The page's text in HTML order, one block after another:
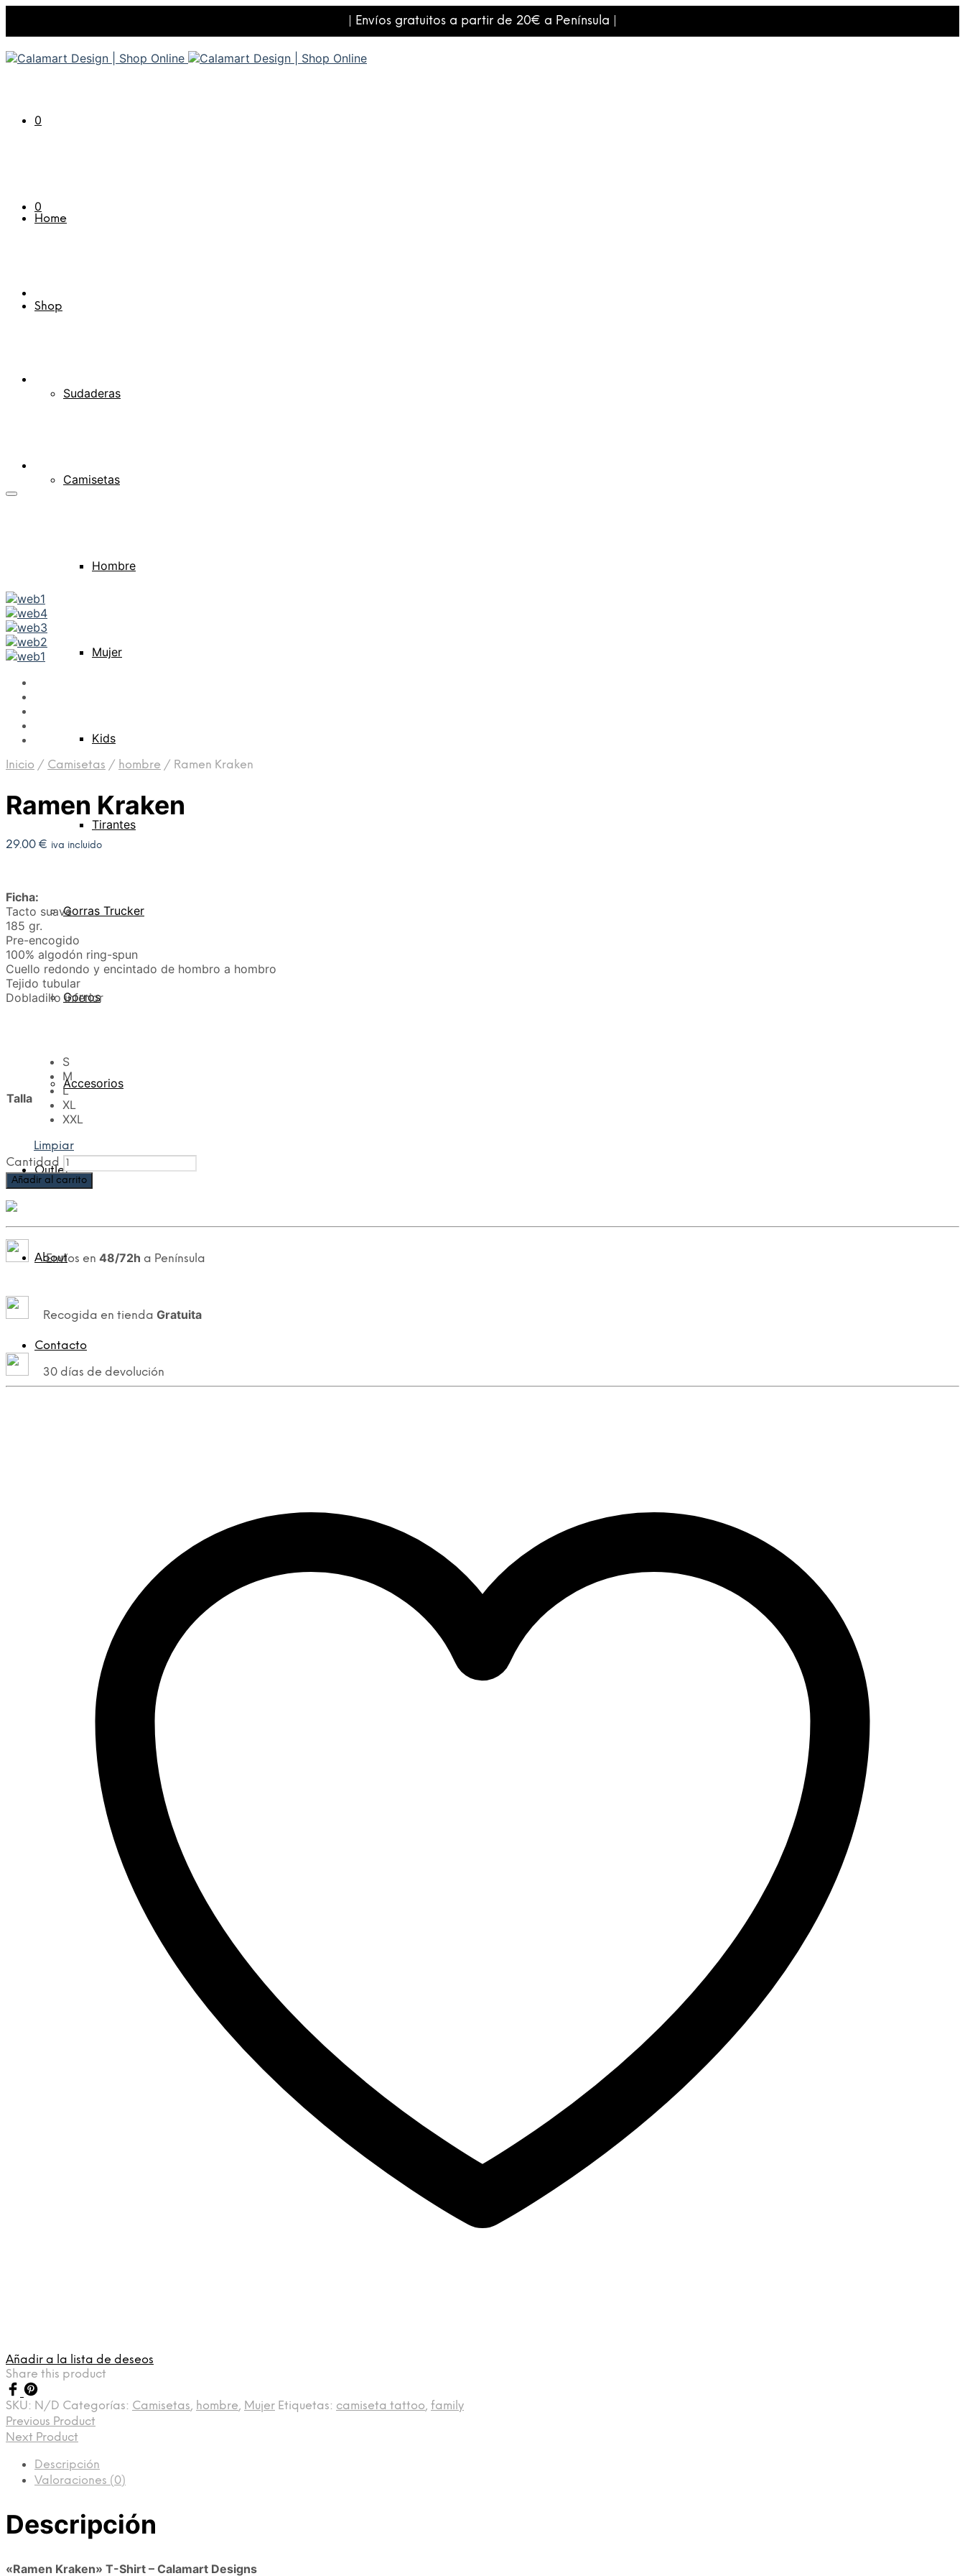
| Envíos gratuitos a partir de 20€ a Península |
0
0
Home
Shop
Sudaderas
Camisetas
Hombre
Mujer
Kids
Tirantes
Gorras Trucker
Gorros
Accesorios
Outlet
About
Contacto
Inicio / Camisetas / hombre / Ramen Kraken
Ramen Kraken
29.00 € iva incluido
Ficha:
Tacto suave
185 gr.
Pre-encogido
100% algodón ring-spun
Cuello redondo y encintado de hombro a hombro
Tejido tubular
Dobladillo inferior
Talla
S
M
L
XL
XXL
Limpiar
Cantidad
Añadir al carrito
Envíos en 48/72h a Península
Recogida en tienda Gratuita
30 días de devolución
Añadir a la lista de deseos
Share this product
SKU: N/D Categorías: Camisetas, hombre, Mujer Etiquetas: camiseta tattoo, family
Previous Product
Next Product
Descripción
Valoraciones (0)
Descripción
«Ramen Kraken» T-Shirt – Calamart Designs